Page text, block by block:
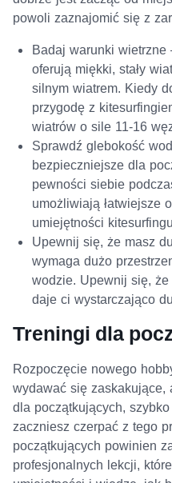
powoli zaznajomić się z
Badaj warunki
oferują miękki, stały
silnym wiatrem. Kiedy
przygodę z
wiatrów o sile 11-16
Sprawdź glebokość
bezpieczniejsze dla
pewności siebie
umożliwiają łatwiejsze
umiejętności
Upewnij się, że masz
wymaga dużo
wodzie. Upewnij się,
daje ci wystarczająco
Treningi dla
Rozpoczęcie nowego
wydawać się zaskakujące,
dla początkujących,
zaczniesz czerpać z tego
początkujących powinien
profesjonalnych lekcji,